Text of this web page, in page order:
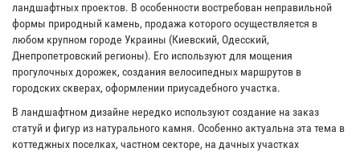
ландшафтных проектов. В особенности востребован неправильной
формы природный камень, продажа которого осуществляется в
любом крупном городе Украины (Киевский, Одесский,
Днепропетровский регионы). Его используют для мощения
прогулочных дорожек, создания велосипедных маршрутов в
городских скверах, оформлении приусадебного участка.
В ландшафтном дизайне нередко используют создание на заказ
статуй и фигур из натурального камня. Особенно актуальна эта тема в
коттеджных поселках, частном секторе, на дачных участках